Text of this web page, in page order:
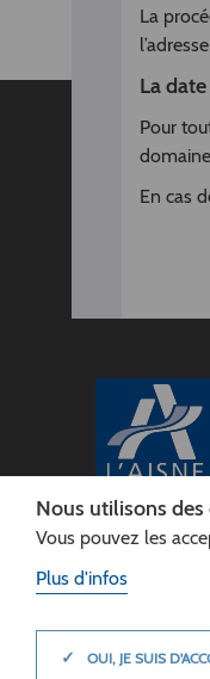
La
La
Pour
En cas
CONSEIL
L'AISNE
Rue Paul
Nous utilisons
Vous pouvez les
Plus d'infos
✓ OUI, JE SUIS
MASQUER